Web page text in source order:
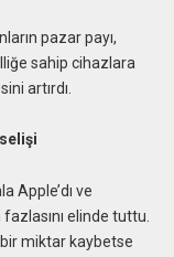
pazar payı,
sahip cihazlara
artırdı.
Apple’dı ve
elinde tuttu.
bir miktar kaybetse